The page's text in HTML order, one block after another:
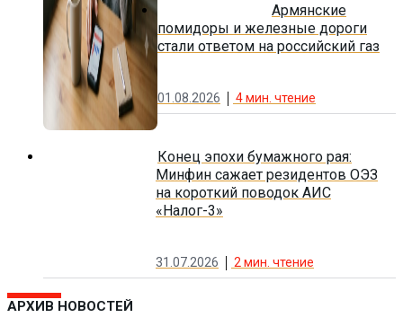
Армянские
помидоры и железные дороги
стали ответом на российский газ
01.08.2026 4мин. чтение
Конец эпохи бумажного рая:
Минфин сажает резидентов ОЭЗ
на короткий поводок АИС
«Налог-3»
31.07.2026 2 мин. чтение
АРХИВ НОВОСТЕЙ